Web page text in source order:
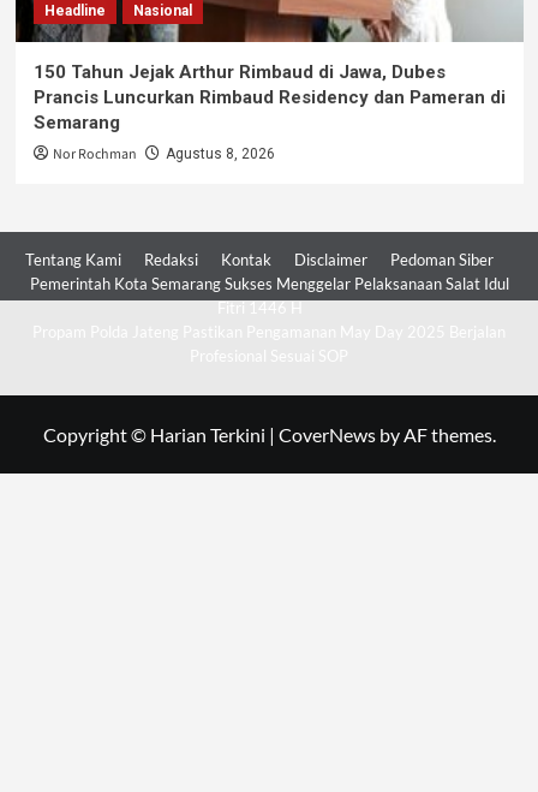
Headline Nasional
150 Tahun Jejak Arthur Rimbaud di Jawa, Dubes
Prancis Luncurkan Rimbaud Residency dan Pameran di
Semarang
Nor Rochman Agustus 8, 2026
Tentang Kami Redaksi Kontak Disclaimer
Pedoman Siber
Pemerintah Kota Semarang Sukses Menggelar Pelaksanaan Salat Idul
Copyright © Harian Terkini | CoverNewsby AF themes.